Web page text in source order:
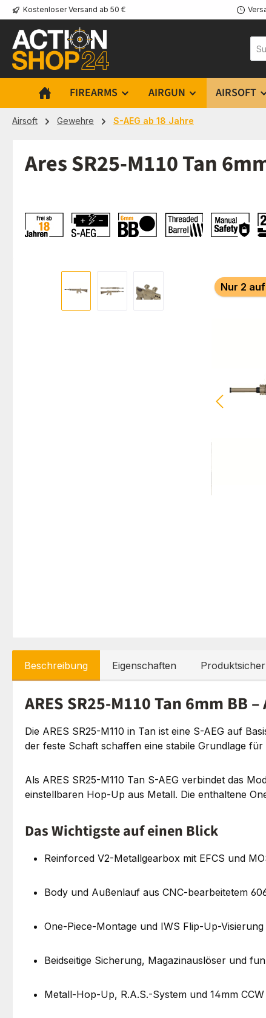
Hauptinhalt springen
Zur Suche springen
Zur Hauptnavigation springen
Kostenloser Versand ab 50 €
FIREARMS AIRGUN AIRSOFT
Airsoft Gewehre S-AEG ab 18 Jahre
Ares SR25-M110 Tan
Nur 2
Beschreibung Eigenschaften
ARES SR25-M110 Tan 6mm BB
Die ARES SR25-M110 in Tan ist eine S-AEG auf
der feste Schaft schaffen eine stabile Grundlage
Als ARES SR25-M110 Tan S-AEG verbindet das
einstellbaren Hop-Up aus Metall. Die enthaltene
Das Wichtigste auf einen Blick
Reinforced V2-Metallgearbox mit EFCS und
Body und Außenlauf aus CNC-bearbeitetem
One-Piece-Montage und IWS Flip-Up-
Beidseitige Sicherung, Magazinauslöser und
Metall-Hop-Up, R.A.S.-System und 14mm CCW